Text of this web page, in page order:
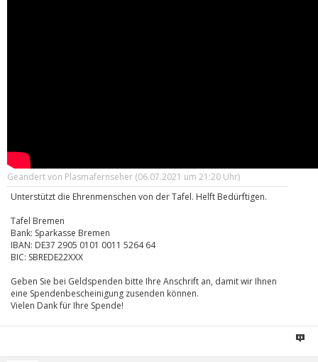
Geändert von Plasmafernseher (06.07.2021 um 21:20 Uhr)
Unterstützt die Ehrenmenschen von der Tafel. Helft Bedürftigen.
Tafel Bremen
Bank: Sparkasse Bremen
IBAN: DE37 2905 0101 0011 5264 64
BIC: SBREDE22XXX
Geben Sie bei Geldspenden bitte Ihre Anschrift an, damit wir Ihnen
eine Spendenbescheinigung zusenden können.
Vielen Dank für Ihre Spende!